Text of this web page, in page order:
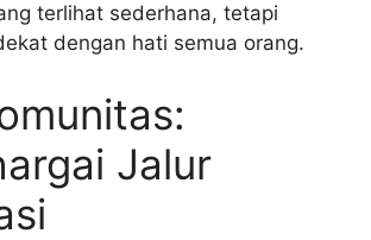
terlihat sederhana, tetapi
dengan hati semua orang.
Jalur